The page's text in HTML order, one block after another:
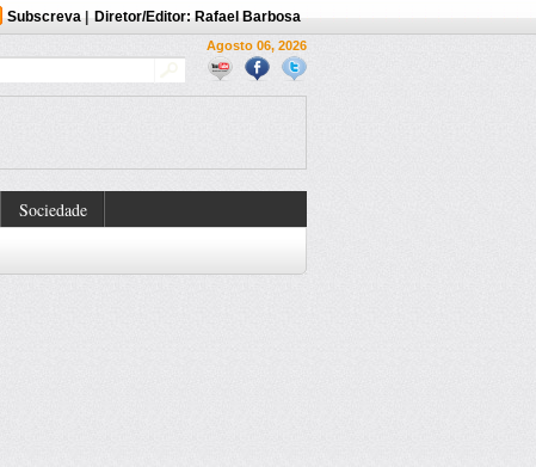
Subscreva| Diretor/Editor: Rafael Barbosa
Agosto 06, 2026
Sociedade